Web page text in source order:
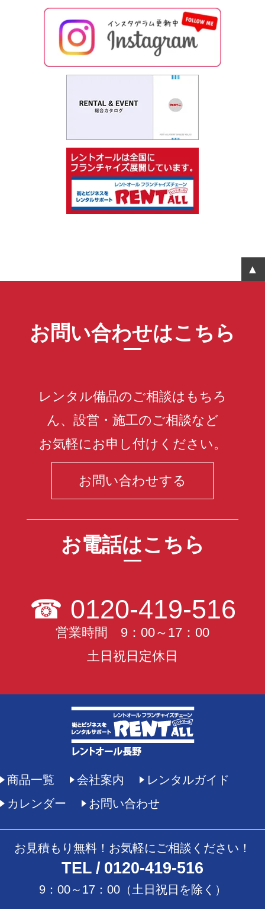
お問い合わせはこちら
レンタル備品のご相談はもちろ
ん、設営・施工のご相談など
お気軽にお申し付けください。
お問い合わせする
お電話はこちら
☎ 0120-419-516
営業時間 9：00～17：00
土日祝日定休日
商品一覧 会社案内
レンタルガイド
カレンダー
お問い合わせ
お見積もり無料！お気軽にご相談ください！
TEL 0120-419-516
9：00～17：00（土日祝日を除く）